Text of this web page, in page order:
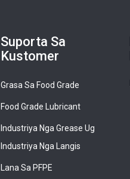
Suporta Sa
Kustomer
Grasa Sa Food Grade
Food Grade Lubricant
Industriya Nga Grease Ug
Industriya Nga Langis
Lana Sa PFPE